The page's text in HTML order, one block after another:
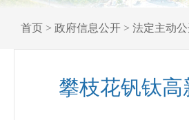
首页 > 政府信息公开 > 法定主动
攀枝花钒钛